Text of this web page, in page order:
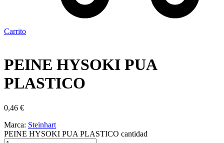
Carrito
PEINE HYSOKI PUA
PLASTICO
0,46 €
Marca: Steinhart
PEINE HYSOKI PUA PLASTICO cantidad